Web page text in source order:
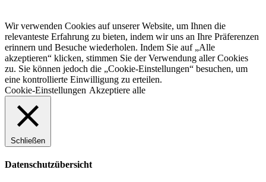
Wir verwenden Cookies auf unserer Website, um Ihnen die
relevanteste Erfahrung zu bieten, indem wir uns an Ihre Präferenzen
erinnern und Besuche wiederholen. Indem Sie auf „Alle
akzeptieren“ klicken, stimmen Sie der Verwendung aller Cookies
zu. Sie können jedoch die „Cookie-Einstellungen“ besuchen, um
eine kontrollierte Einwilligung zu erteilen.
Cookie-Einstellungen Akzeptiere alle
Schließen
Datenschutzübersicht